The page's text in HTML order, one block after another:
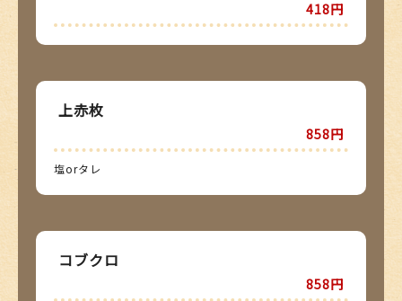
418円
上赤枚
858円
塩orタレ
コブクロ
858円